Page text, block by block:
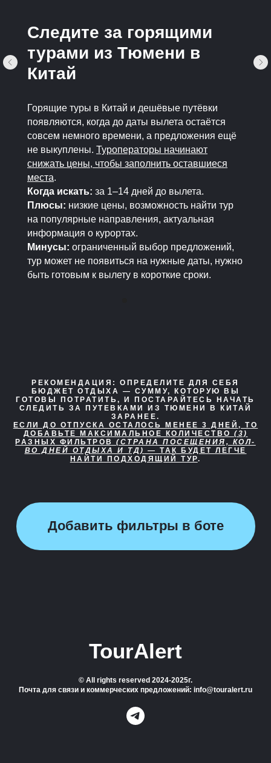
Следите за горящими
турами из Тюмени в
Китай
Горящие туры в Китай и дешёвые путёвки
появляются, когда до даты вылета остаётся
совсем немного времени, а предложения ещё
не выкуплены. Туроператоры начинают
снижать цены, чтобы заполнить оставшиеся
места.
Когда искать: за 1–14 дней до вылета.
Плюсы: низкие цены, возможность найти тур
на популярные направления, актуальная
информация о курортах.
Минусы: ограниченный выбор предложений,
тур может не появиться на нужные даты, нужно
быть готовым к вылету в короткие сроки.
РЕКОМЕНДАЦИЯ:
ОПРЕДЕЛИТЕ ДЛЯ СЕБЯ
БЮДЖЕТ ОТДЫХА — СУММУ, КОТОРУЮ ВЫ
ГОТОВЫ ПОТРАТИТЬ, И ПОСТАРАЙТЕСЬ НАЧАТЬ
СЛЕДИТЬ ЗА ПУТЕВКАМИ ИЗ ТЮМЕНИ В КИТАЙ
ЗАРАНЕЕ.
ЕСЛИ ДО ОТПУСКА ОСТАЛОСЬ МЕНЕЕ 3 ДНЕЙ, ТО
ДОБАВЬТЕ МАКСИМАЛЬНОЕ КОЛИЧЕСТВО (3)
РАЗНЫХ ФИЛЬТРОВ(СТРАНА ПОСЕЩЕНИЯ, КОЛ-
ВО ДНЕЙ ОТДЫХА И ТД) — ТАК БУДЕТ ЛЕГЧЕ
НАЙТИ ПОДХОДЯЩИЙ ТУР.
Добавить фильтры в боте
TourAlert
© All rights reserved 2024-2025г.
Почта для связи и коммерческих предложений: info@touralert.ru